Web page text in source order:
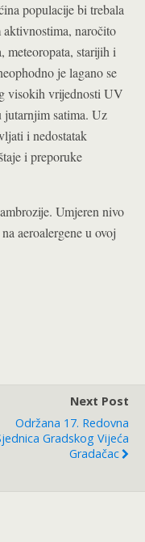
populacije bi trebala
naročito
meteoropata, starijih i
je lagano se
visokih vrijednosti UV
jutarnjim satima. Uz
i nedostatak
i preporuke
Umjeren nivo
aeroalergene u ovoj
Next Post
Održana 17. Redovna
Gradskog Vijeća
Gradačac